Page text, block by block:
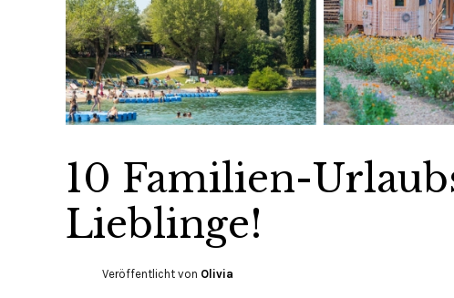
10 Familien-
Lieblinge!
Veröffentlicht von Olivia